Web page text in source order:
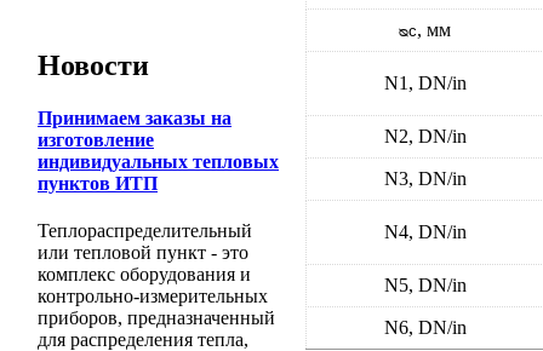
Новости
Принимаем заказы на
изготовление
индивидуальных тепловых
пунктов ИТП
Теплораспределительный
или тепловой пункт - это
комплекс оборудования и
контрольно-измерительных
приборов, предназначенный
для распределения тепла,
ᴓc, мм
N1, DN/in
N2, DN/in
N3, DN/in
N4, DN/in
N5, DN/in
N6, DN/in